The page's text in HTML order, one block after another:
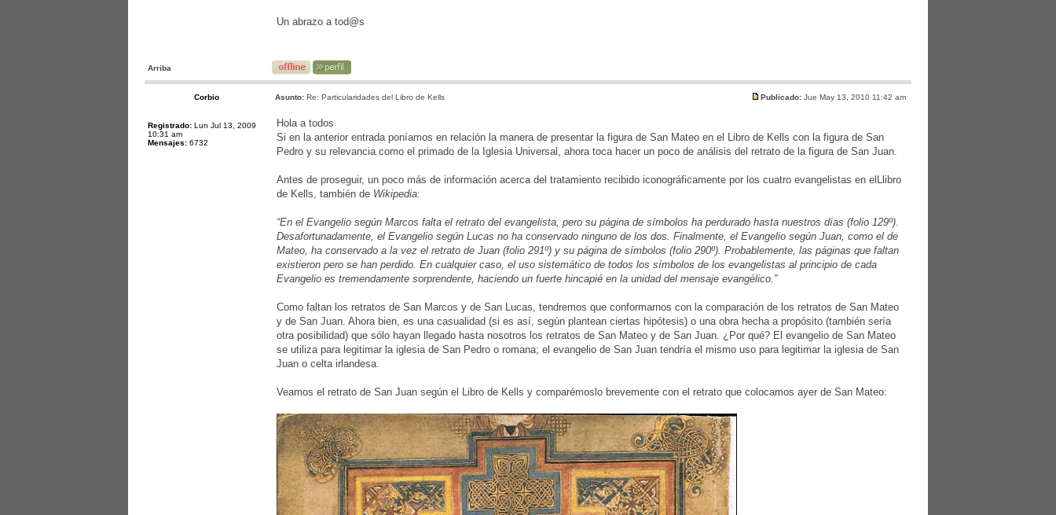
Un abrazo a tod@s
Arriba
Corbio Asunto: Re: Particularidades del Libro de Kells Publicado: Jue May 13, 2010 11:42 am
Registrado: Lun Jul 13, 2009
10:31 am
Mensajes: 6732
Hola a todos
Si en la anterior entrada poníamos en relación la manera de presentar la figura de San Mateo en el Libro de Kells con la figura de San
Pedro y su relevancia como el primado de la Iglesia Universal, ahora toca hacer un poco de análisis del retrato de la figura de San Juan.
Antes de proseguir, un poco más de información acerca del tratamiento recibido iconográficamente por los cuatro evangelistas en elLlibro
de Kells, también de Wikipedia:
“En el Evangelio según Marcos falta el retrato del evangelista, pero su página de símbolos ha perdurado hasta nuestros días (folio 129º).
Desafortunadamente, el Evangelio según Lucas no ha conservado ninguno de los dos. Finalmente, el Evangelio según Juan, como el de
Mateo, ha conservado a la vez el retrato de Juan (folio 291º) y su página de símbolos (folio 290º). Probablemente, las páginas que faltan
existieron pero se han perdido. En cualquier caso, el uso sistemático de todos los símbolos de los evangelistas al principio de cada
Evangelio es tremendamente sorprendente, haciendo un fuerte hincapié en la unidad del mensaje evangélico.”
Como faltan los retratos de San Marcos y de San Lucas, tendremos que conformarnos con la comparación de los retratos de San Mateo
y de San Juan. Ahora bien, es una casualidad (si es así, según plantean ciertas hipótesis) o una obra hecha a propósito (también sería
otra posibilidad) que sólo hayan llegado hasta nosotros los retratos de San Mateo y de San Juan. ¿Por qué? El evangelio de San Mateo
se utiliza para legitimar la iglesia de San Pedro o romana; el evangelio de San Juan tendría el mismo uso para legitimar la iglesia de San
Juan o celta irlandesa.
Veamos el retrato de San Juan según el Libro de Kells y comparémoslo brevemente con el retrato que colocamos ayer de San Mateo: